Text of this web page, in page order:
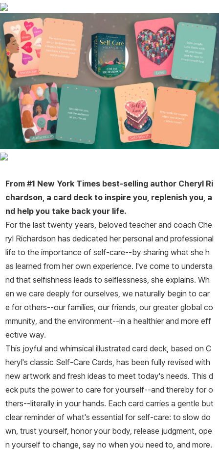
From #1 New York Times best-selling author Cheryl Ri
chardson, a card deck to inspire you, replenish you, a
nd help you take back your life.
For the last twenty years, beloved teacher and coach Che
ryl Richardson has dedicated her personal and professional
life to the importance of self-care--by sharing what she h
as learned from her own experience. I've come to understa
nd that selfishness leads to selflessness, she explains. Wh
en we care deeply for ourselves, we naturally begin to car
e for others--our families, our friends, our greater global co
mmunity, and the environment--in a healthier and more eff
ective way.
This joyful and whimsical illustrated card deck, based on C
heryl's classic Self-Care Cards has been fully revised with
new artwork and fresh ideas to meet today's needs. This d
eck puts the power to care for yourself--and thereby for o
thers--literally in your hands. Each card carries a gentle but
clear reminder of what's essential for self-care: to slow do
wn, trust yourself, honor your body, release judgment, ope
n yourself to change, say no when you need to, and more.